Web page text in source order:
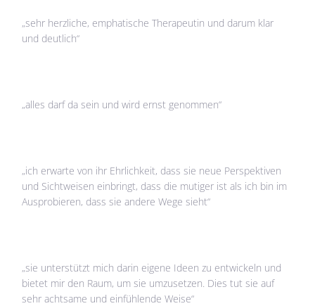
„sehr herzliche, emphatische Therapeutin und darum klar
und deutlich“
„alles darf da sein und wird ernst genommen“
„ich erwarte von ihr Ehrlichkeit, dass sie neue Perspektiven
und Sichtweisen einbringt, dass die mutiger ist als ich bin im
Ausprobieren, dass sie andere Wege sieht“
„sie unterstützt mich darin eigene Ideen zu entwickeln und
bietet mir den Raum, um sie umzusetzen. Dies tut sie auf
sehr achtsame und einfühlende Weise“